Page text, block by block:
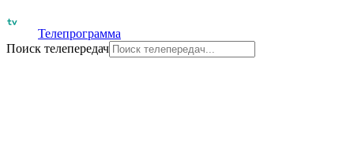
Телепрограмма
Поиск телепередач